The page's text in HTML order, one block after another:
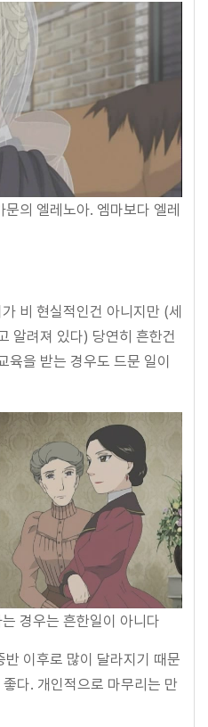
의 엘레노아. 엠마보다 엘레
비 현실적인건 아니지만 (세
알려져 있다) 당연히 흔한건
육을 받는 경우도 드문 일이
경우는 흔한일이 아니다
이후로 많이 달라지기 때문
다. 개인적으로 마무리는 만